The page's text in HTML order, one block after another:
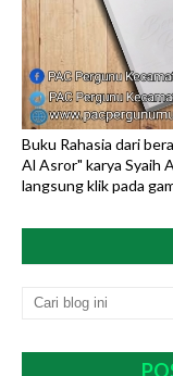
Buku Rahasia dari
Al Asror" karya Syaih
langsung klik pada